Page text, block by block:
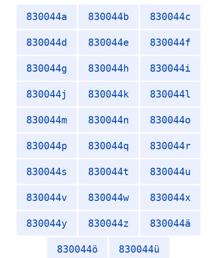
830044a 830044b 830044c
830044d 830044e 830044f
830044g 830044h 830044i
830044j 830044k 830044l
830044m 830044n 830044o
830044p 830044q 830044r
830044s 830044t 830044u
830044v 830044w 830044x
830044y 830044z 830044ä
830044ö 830044ü